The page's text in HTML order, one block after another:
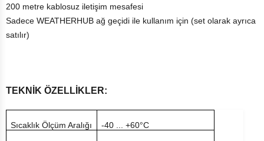
200 metre kablosuz iletişim mesafesi
Sadece WEATHERHUB ağ geçidi ile kullanım için (set olarak ayrıca
satılır)
TEKNİK ÖZELLİKLER:
Sıcaklık Ölçüm Aralığı -40 ... +60°C